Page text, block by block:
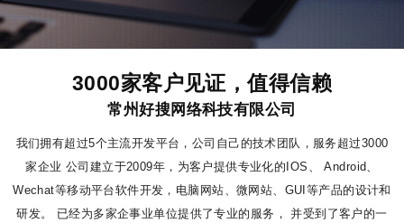
3000家客户见证，值得信赖
常州好搜网络科技有限公司
我们拥有超过5个主流开发平台，公司自己的技术团队，服务超过3000
家企业 公司建立于2009年，为客户提供专业化的IOS、
Android、
Wechat等移动平台软件开发，电脑网站、微网站、GUI等产品的设计和
研发。 已经为多家企事业单位提供了专业的服务，
并受到了客户的一